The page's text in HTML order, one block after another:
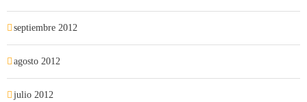
septiembre 2012
agosto 2012
julio 2012